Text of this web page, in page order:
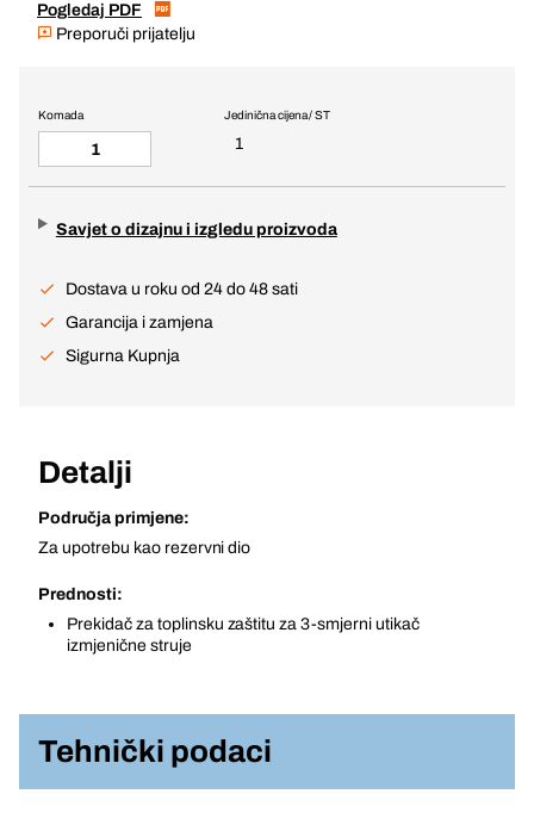
Pogledaj PDF
Preporuči prijatelju
Jedinična cijena / ST
1
Komada
Savjet o dizajnu i izgledu proizvoda
Dostava u roku od 24 do 48 sati
Garancija i zamjena
Sigurna Kupnja
Detalji
Područja primjene:
Za upotrebu kao rezervni dio
Prednosti:
Prekidač za toplinsku zaštitu za 3-smjerni utikač
izmjenične struje
Tehnički podaci